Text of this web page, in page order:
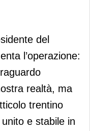
del
l’operazione:
realtà, ma
trentino
e stabile in